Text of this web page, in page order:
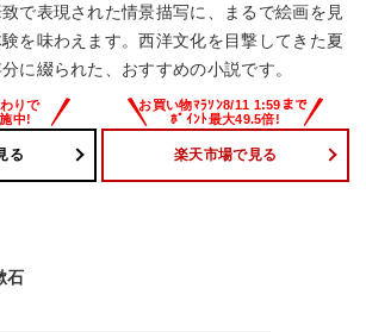
で表現された情景描写に、まるで絵画を見
を味わえます。西洋文化を目撃してきた夏
に綴られた、おすすめの小説です。
る 楽天市場で見る
石